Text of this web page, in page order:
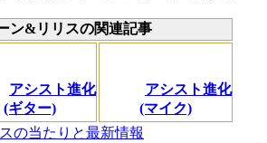
ン&リリスの関連記事
アシスト進化
(ギター)
アシスト進化
(マイク)
の当たりと最新情報